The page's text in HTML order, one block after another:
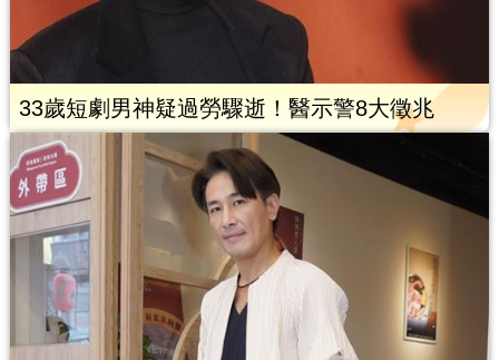
33歲短劇男神疑過勞驟逝！醫示警8大徵兆